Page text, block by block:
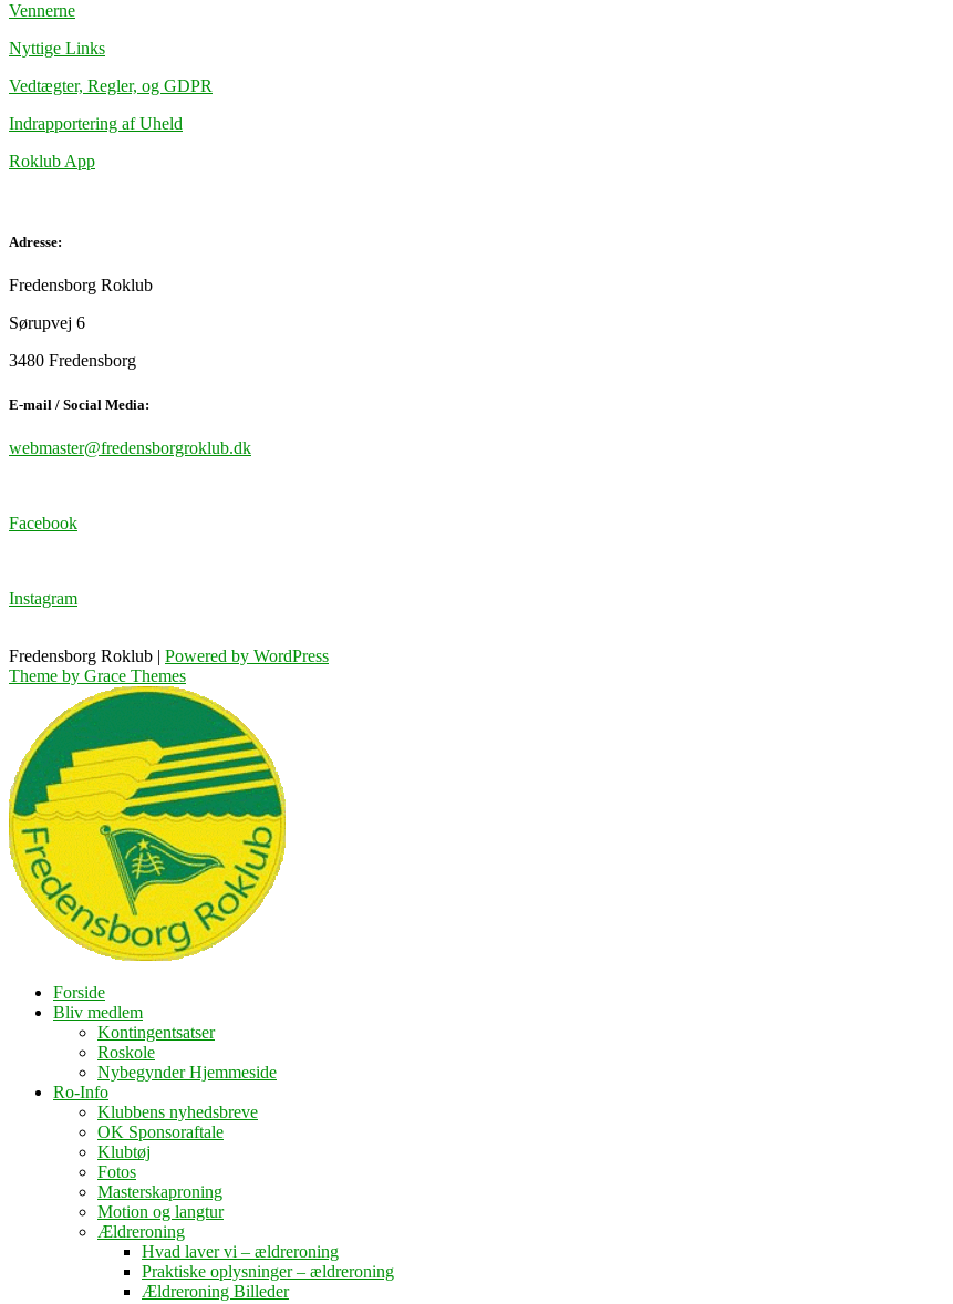
Vennerne
Nyttige Links
Vedtægter, Regler, og GDPR
Indrapportering af Uheld
Roklub App
Adresse:
Fredensborg Roklub
Sørupvej 6
3480 Fredensborg
E-mail / Social Media:
webmaster@fredensborgroklub.dk
Facebook
Instagram
Fredensborg Roklub | Powered by WordPress
Theme by Grace Themes
Forside
Bliv medlem
Kontingentsatser
Roskole
Nybegynder Hjemmeside
Ro-Info
Klubbens nyhedsbreve
OK Sponsoraftale
Klubtøj
Fotos
Masterskaproning
Motion og langtur
Ældreroning
Hvad laver vi – ældreroning
Praktiske oplysninger – ældreroning
Ældreroning Billeder